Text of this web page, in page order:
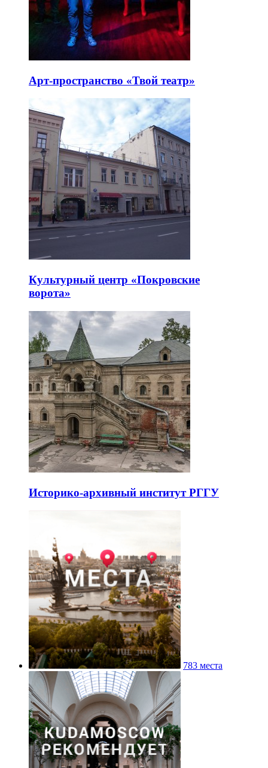
Арт-пространство «Твой театр»
Культурный центр «Покровские
ворота»
Историко-архивный институт РГГУ
783 места